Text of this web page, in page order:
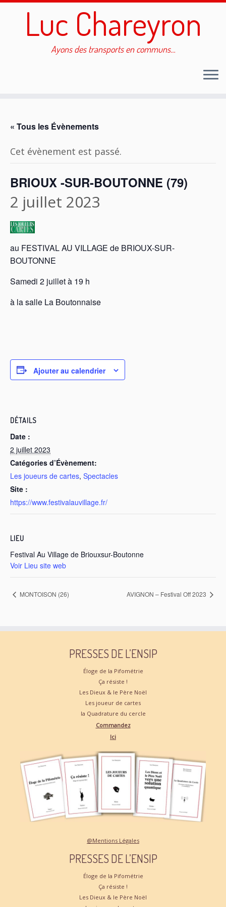
contenu
Luc Chareyron
Ayons des transports en communs…
« Tous les Évènements
Cet évènement est passé.
BRIOUX -SUR-BOUTONNE (79)
2 juillet 2023
au FESTIVAL AU VILLAGE de BRIOUX-SUR-
BOUTONNE
Samedi 2 juillet à 19 h
à la salle La Boutonnaise
Ajouter au calendrier
DÉTAILS
Date :
2 juillet 2023
Catégories d’Évènement:
Les joueurs de cartes, Spectacles
Site :
https://www.festivalauvillage.fr/
LIEU
Festival Au Village de Briouxsur-Boutonne
Voir Lieu site web
MONTOISON (26) AVIGNON – Festival Off 2023
PRESSES DE L’ENSIP
Éloge de la Pifométrie
Ça résiste !
Les Dieux & le Père Noël
Les joueur de cartes
la Quadrature du cercle
Commandez
Ici
@Mentions Légales
PRESSES DE L’ENSIP
Éloge de la Pifométrie
Ça résiste !
Les Dieux & le Père Noël